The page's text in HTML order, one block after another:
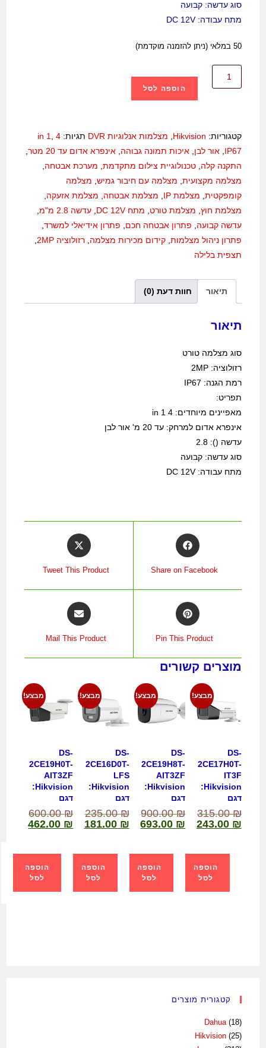
סוג עדשה: קבועה
מתח עבודה: DC 12V
50 במלאי (ניתן להזמנה מוקדמת)
הוספה לסל
קטגוריות: Hikvision
, מצלמות אנלוגיות DVR תגיות:4 in 1
,
IP67
,אור לבן,איכות תמונה גבוהה,אינפרא אדום עד 20 מטר
,
התקנה קלה,טכנולוגיית צילום מתקדמת, מערכת אבטחה,
מצלמה מקצועית, מצלמה עם חיבור גמיש, מצלמה
קומפקטית, מצלמת IP , מצלמת אבטחה, מצלמת אזעקה,
מצלמת חוץ, מצלמת טורט, מתח DC 12V ,עדשה 2.8 מ"מ
,
עדשה קבועה, פתרון אבטחה חכם, פתרון אידיאלי למשרד,
פתרון ניהול מצלמות,קידום מכירות מצלמה,רזולוציה 2MP
,
תצפית בלילה
תיאור חוות דעת (0)
תיאור
סוג מצלמה טורט
רזולוציה: 2MP
רמת הגנה: IP67
תפריט:
מאפיינים מיוחדים: 4 in 1
אינפרא אדום למרחק: עד 20 מ' אור לבן
עדשה (): 2.8
סוג עדשה: קבועה
מתח עבודה: DC 12V
Share on Facebook
Tweet This Product
Pin This Product
Mail This Product
מוצרים קשורים
מבצע!
DS-
2CE17H0T-
IT3F
:Hikvision
דגם
315.00₪
243.00 ₪
הוספה
לסל
מבצע!
DS-
2CE19H8T-
AIT3ZF
:Hikvision
דגם
900.00₪
693.00 ₪
הוספה
לסל
מבצע!
DS-
2CE16D0T-
LFS
:Hikvision
דגם
235.00₪
181.00 ₪
הוספה
לסל
מבצע!
DS-
2CE19H0T-
AIT3ZF
:Hikvision
דגם
600.00₪
462.00 ₪
הוספה
לסל
קטגורית מוצרים
Dahua (18)
Hikvision (25)